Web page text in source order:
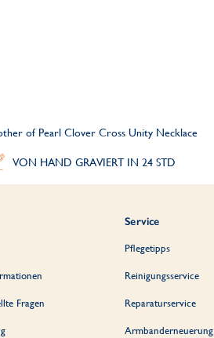
of Pearl Clover Cross Unity Necklace
VON HAND GRAVIERT IN 24 STD
Fragen
Service
Pflegetipps
Reinigungsservice
Reparaturservice
Armbanderneuerung